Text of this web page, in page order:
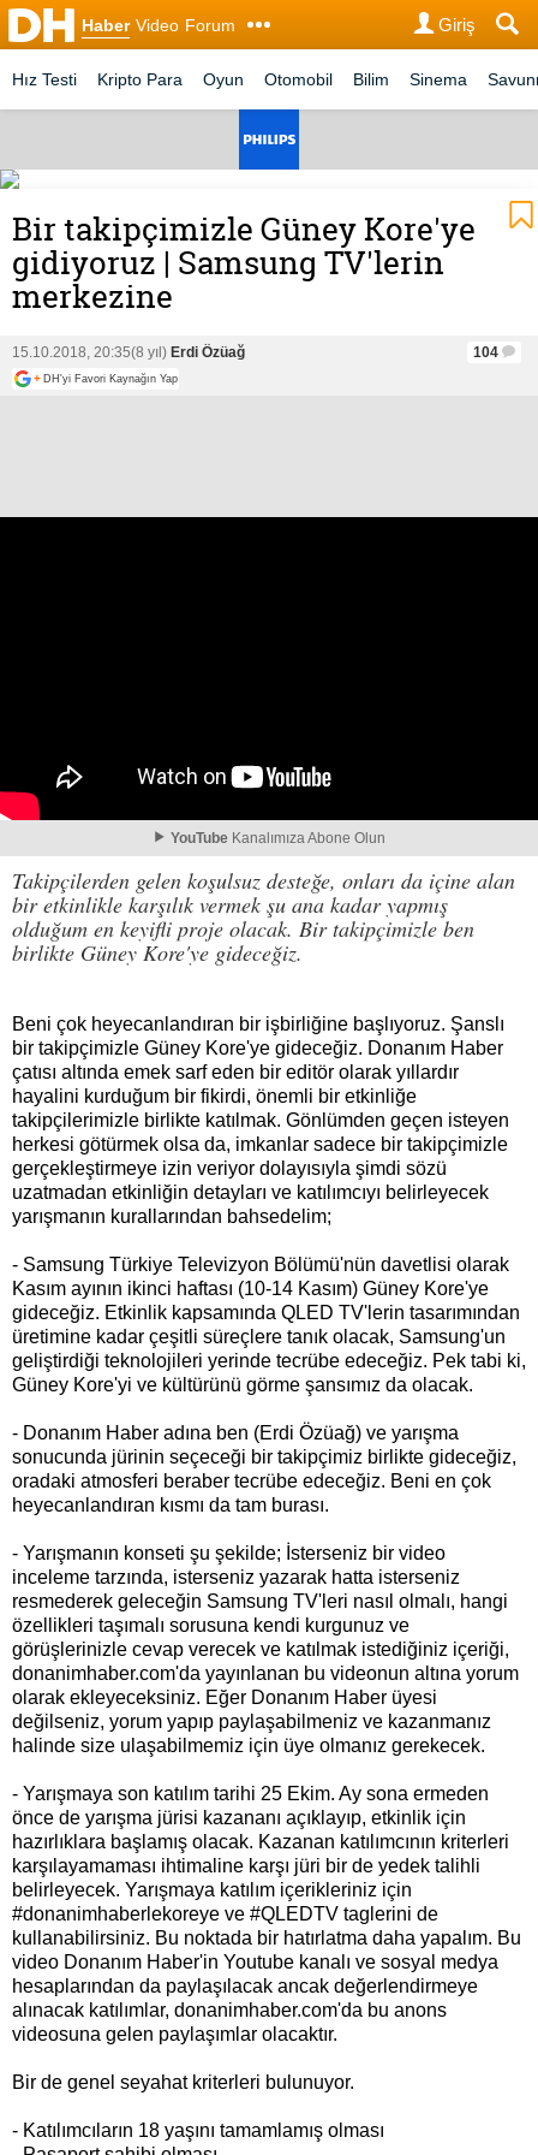
Haber Video Forum Giriş
Hız Testi Kripto Para Oyun Otomobil Bilim Sinema
Bir takipçimizle Güney Kore'ye
gidiyoruz | Samsung TV'lerin
merkezine
15.10.2018, 20:35(8 yıl) Erdi Özüağ 104
+ DH'yi Favori Kaynağın Yap
YouTube Kanalımıza Abone Olun
Takipçilerden gelen koşulsuz desteğe, onları da içine alan
bir etkinlikle karşılık vermek şu ana kadar yapmış
olduğum en keyifli proje olacak. Bir takipçimizle ben
birlikte Güney Kore'ye gideceğiz.
Beni çok heyecanlandıran bir işbirliğine başlıyoruz. Şanslı
bir takipçimizle Güney Kore'ye gideceğiz. Donanım Haber
çatısı altında emek sarf eden bir editör olarak yıllardır
hayalini kurduğum bir fikirdi, önemli bir etkinliğe
takipçilerimizle birlikte katılmak. Gönlümden geçen isteyen
herkesi götürmek olsa da, imkanlar sadece bir takipçimizle
gerçekleştirmeye izin veriyor dolayısıyla şimdi sözü
uzatmadan etkinliğin detayları ve katılımcıyı belirleyecek
yarışmanın kurallarından bahsedelim;
- Samsung Türkiye Televizyon Bölümü'nün davetlisi olarak
Kasım ayının ikinci haftası (10-14 Kasım) Güney Kore'ye
gideceğiz. Etkinlik kapsamında QLED TV'lerin tasarımından
üretimine kadar çeşitli süreçlere tanık olacak, Samsung'un
geliştirdiği teknolojileri yerinde tecrübe edeceğiz. Pek tabi ki,
Güney Kore'yi ve kültürünü görme şansımız da olacak.
- Donanım Haber adına ben (Erdi Özüağ) ve yarışma
sonucunda jürinin seçeceği bir takipçimiz birlikte gideceğiz,
oradaki atmosferi beraber tecrübe edeceğiz. Beni en çok
heyecanlandıran kısmı da tam burası.
- Yarışmanın konseti şu şekilde; İsterseniz bir video
inceleme tarzında, isterseniz yazarak hatta isterseniz
resmederek geleceğin Samsung TV'leri nasıl olmalı, hangi
özellikleri taşımalı sorusuna kendi kurgunuz ve
görüşlerinizle cevap verecek ve katılmak istediğiniz içeriği,
donanimhaber.com'da yayınlanan bu videonun altına yorum
olarak ekleyeceksiniz. Eğer Donanım Haber üyesi
değilseniz, yorum yapıp paylaşabilmeniz ve kazanmanız
halinde size ulaşabilmemiz için üye olmanız gerekecek.
- Yarışmaya son katılım tarihi 25 Ekim. Ay sona ermeden
önce de yarışma jürisi kazananı açıklayıp, etkinlik için
hazırlıklara başlamış olacak. Kazanan katılımcının kriterleri
karşılayamaması ihtimaline karşı jüri bir de yedek talihli
belirleyecek. Yarışmaya katılım içerikleriniz için
#donanimhaberlekoreye ve #QLEDTV taglerini de
kullanabilirsiniz. Bu noktada bir hatırlatma daha yapalım. Bu
video Donanım Haber'in Youtube kanalı ve sosyal medya
hesaplarından da paylaşılacak ancak değerlendirmeye
alınacak katılımlar, donanimhaber.com'da bu anons
videosuna gelen paylaşımlar olacaktır.
Bir de genel seyahat kriterleri bulunuyor.
- Katılımcıların 18 yaşını tamamlamış olması